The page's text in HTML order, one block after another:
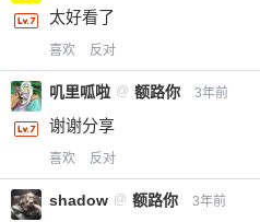
太好看了
喜欢 反对
叽里呱啦 @ 额路你 3年前
谢谢分享
喜欢 反对
shadow @ 额路你 3年前